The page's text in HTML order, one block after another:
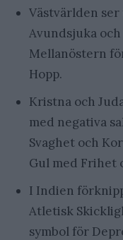
Västvärlden
Avundsjuka
Mellanöstern
Hopp.
Kristna och
med negativa
Svaghet och
Gul med Frihet
I Indien
Atletisk
symbol för